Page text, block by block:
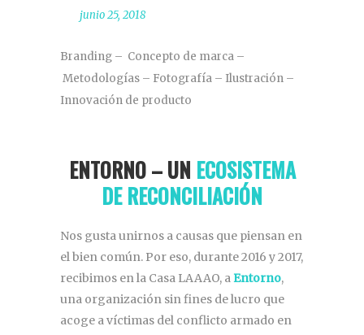
junio 25, 2018
Branding – Concepto de marca –
Metodologías – Fotografía – Ilustración –
Innovación de producto
ENTORNO – UN ECOSISTEMA
DE RECONCILIACIÓN
Nos gusta unirnos a causas que piensan en
el bien común. Por eso, durante 2016 y 2017,
recibimos en la Casa LAAAO, aEntorno,
una organización sin fines de lucro que
acoge a víctimas del conflicto armado en